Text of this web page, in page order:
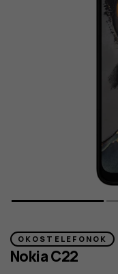
OKOSTELEFONOK
Nokia C22